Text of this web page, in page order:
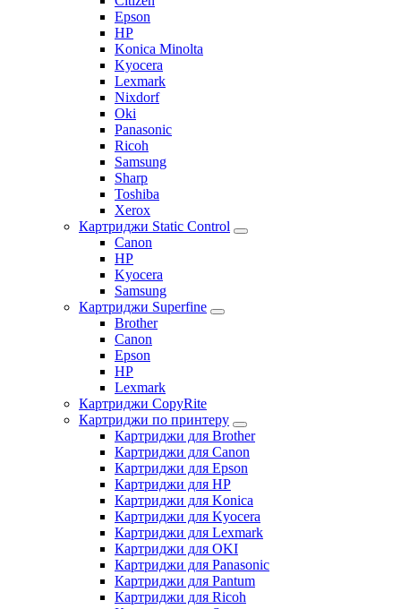
Epson
HP
Konica Minolta
Kyocera
Lexmark
Nixdorf
Oki
Panasonic
Ricoh
Samsung
Sharp
Toshiba
Xerox
Картриджи Static Control
Canon
HP
Kyocera
Samsung
Картриджи Superfine
Brother
Canon
Epson
HP
Lexmark
Картриджи CopyRite
Картриджи по принтеру
Картриджи для Brother
Картриджи для Canon
Картриджи для Epson
Картриджи для HP
Картриджи для Konica
Картриджи для Kyocera
Картриджи для Lexmark
Картриджи для OKI
Картриджи для Panasonic
Картриджи для Pantum
Картриджи для Ricoh